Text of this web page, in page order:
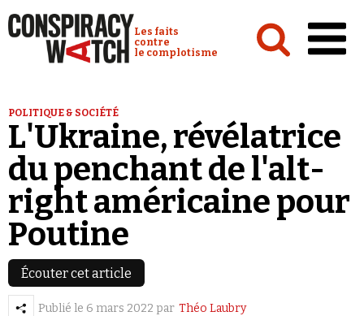
Conspiracy Watch :
Les faits
contre
le complotisme
Analyses
Conspipédia
Vidéos
Émissions
Revues de presse
POLITIQUE & SOCIÉTÉ
L'Ukraine, révélatrice
du penchant de l'alt-
right américaine pour
Poutine
Écouter cet article
Publié le 6 mars 2022 par Théo Laubry